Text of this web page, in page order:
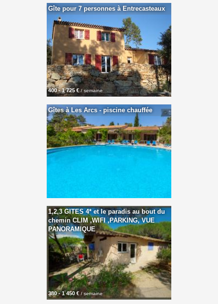
Gîte pour 7 personnes à Entrecasteaux
400 - 1 725 €/ semaine
Gîtes à Les Arcs - piscine chauffée
1,2,3 GITES 4* et le paradis au bout du
chemin CLIM ,WIFI ,PARKING, VUE
PANORAMIQUE
380 - 1 450 € / semaine